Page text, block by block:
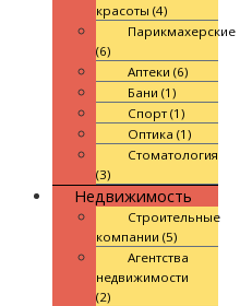
красоты (4)
Парикмахерские
(6)
Аптеки (6)
Бани (1)
Спорт (1)
Оптика (1)
Стоматология
(3)
Недвижимость
Строительные
компании (5)
Агентства
недвижимости
(2)